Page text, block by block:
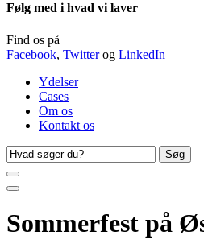
Følg med i hvad vi laver
Find os på
Facebook, Twitterog LinkedIn
Ydelser
Cases
Om os
Kontakt os
Søg
efter
Sommerfest på